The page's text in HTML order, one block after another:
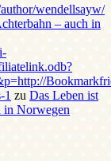
wendellsayw/
– auch in
1 zu Das Leben ist
in Norwegen